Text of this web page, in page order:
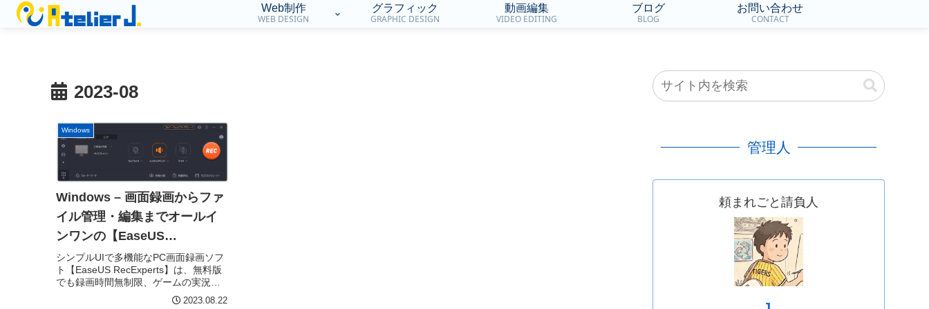
Web制作
WEB DESIGN
グラフィック
GRAPHIC DESIGN
動画編集
VIDEO EDITING
ブログ
BLOG
お問い合わせ
CONTACT
2023-08
Windows
Windows – 画面録画からファ
イル管理・編集までオールイ
ンワンの【EaseUS
RecExperts】
シンプルUIで多機能なPC画面録画ソフ
ト【EaseUS RecExperts】は、無料版
でも録画時間無制限、ゲームの実況や
YouTube動画など、どんな画面でも録
画出来ます。チュートリアル動画の作
2023.08.22
管理人
頼まれごと請負人